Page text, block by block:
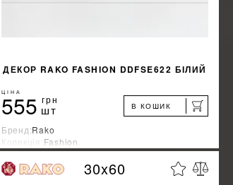
ДЕКОР RAKO FASHION DDFSE622 БІЛИЙ
ЦІНА
555 грн
шт В КОШИК
Бренд:Rako
Колекція:Fashion
Країна-виробник:Чехия
ДІЗНАТИСЯ ЗНИЖКУ %
30x60